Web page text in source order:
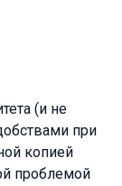
(и не
при
копией
проблемой